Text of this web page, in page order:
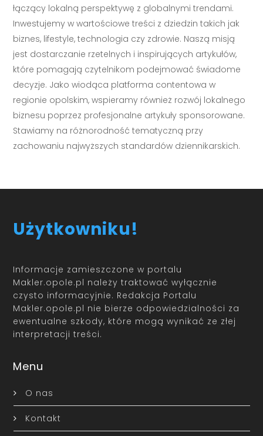
łączący lokalną perspektywę z globalnymi trendami.
Inwestujemy w wartościowe treści z dziedzin takich jak
biznes, lifestyle, technologia czy zdrowie. Naszą misją
jest dostarczanie rzetelnych i inspirujących artykułów,
które pomagają czytelnikom podejmować świadome
decyzje. Jako wiodąca platforma contentowa w
regionie opolskim, wspieramy również rozwój lokalnego
biznesu poprzez profesjonalne artykuły sponsorowane.
Stawiamy na różnorodność tematyczną przy
zachowaniu najwyższych standardów dziennikarskich.
Użytkowniku!
Informacje zamieszczone w portalu
Makler.opole.pl należy traktować wyłącznie
czysto informacyjnie. Redakcja Portalu
Makler.opole.pl nie bierze odpowiedzialności za
ewentualne szkody, które mogą wynikać ze złej
interpretacji treści.
Menu
O nas
Kontakt